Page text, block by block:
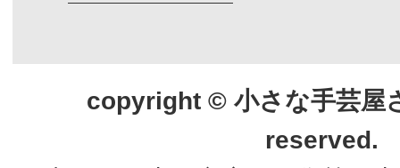
copyright © 小さな手芸屋
reserved.